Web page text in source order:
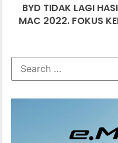
FOKUS
KEPADA
PHEV
SAHAJA
BYD TIDAK LAGI
MAC 2022. FOKUS